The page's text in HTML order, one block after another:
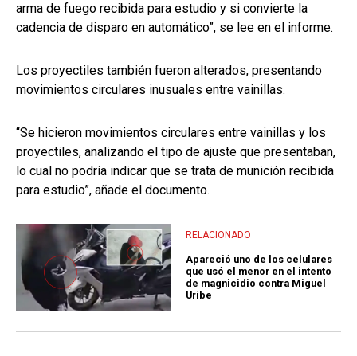
arma de fuego recibida para estudio y si convierte la
cadencia de disparo en automático”, se lee en el informe.
Los proyectiles también fueron alterados, presentando
movimientos circulares inusuales entre vainillas.
“Se hicieron movimientos circulares entre vainillas y los
proyectiles, analizando el tipo de ajuste que presentaban,
lo cual no podría indicar que se trata de munición recibida
para estudio”, añade el documento.
RELACIONADO
Apareció uno de los celulares
que usó el menor en el intento
de magnicidio contra Miguel
Uribe